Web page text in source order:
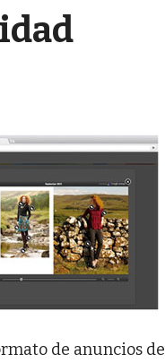
de anuncios